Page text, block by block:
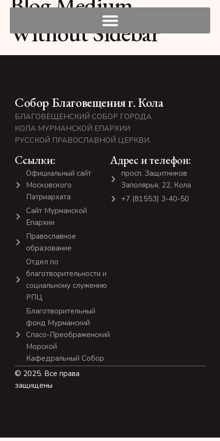
Without Sidebar
Собор Благовещения г. Кола
БЛАГОВЕЩЕНСКИЙ СОБОР ГОРОДА
КОЛА МУРМАНСКОЙ ЕПАРХИИ
РУССКОЙ ПРАВОСЛАВНОЙ ЦЕРКВИ.
Ссылки:
Официальный сайт
Московского
Патриархата
Сайт Мурманской
Епархии
Православное
образование
Отдел по
благотворительности и
социальному служению
РПЦ
Благотворительный
фонд Мурманский
Спасо-Преображенский
Морской
Кафедральный Собор
Адрес и телефон:
просп. Защитников
Заполярья, 22, Кола
+7 (81553) 3-40-50
© 2025. Все права
защищены